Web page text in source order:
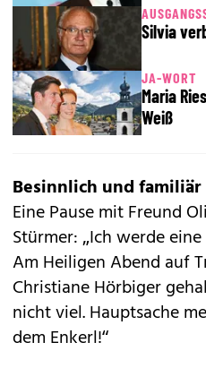
Silvia
JA-WORT
Maria
Weiß
Besinnlich und familiär
Eine Pause mit Freund
Stürmer: „Ich werde
Am Heiligen Abend auf
Christiane Hörbiger
nicht viel. Hauptsache
dem Enkerl!“